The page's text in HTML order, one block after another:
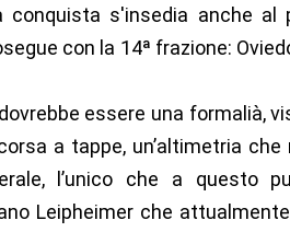
conquista s'insedia anche al
con la 14ª frazione:
essere una formalià,
a tappe, un’altimetria
l’unico che a questo
Leipheimer che